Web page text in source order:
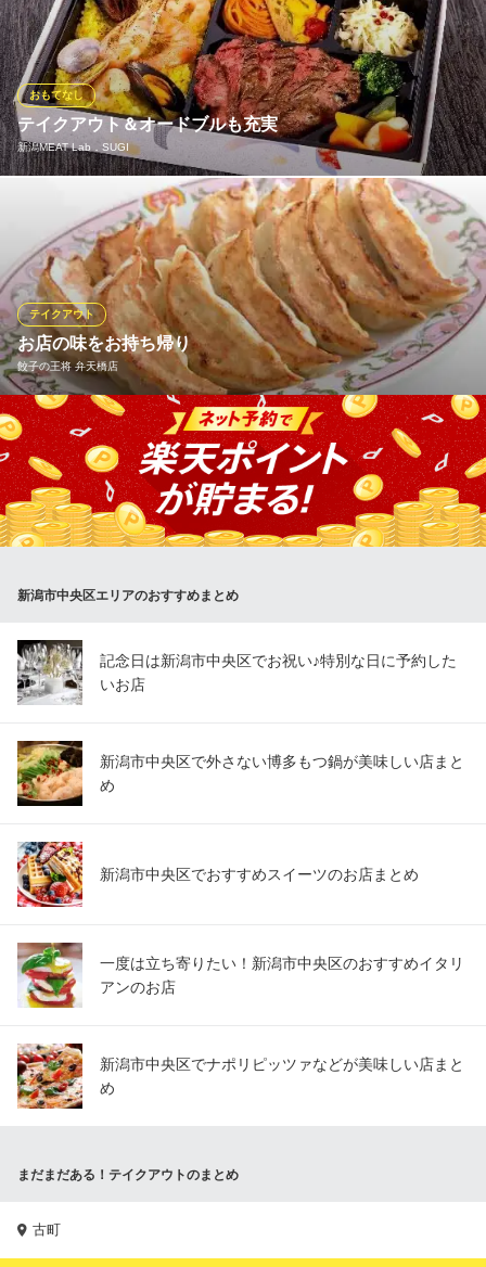
き「できたて」をその場でお持ち帰りいただけます。 朝食・ラン
チタイム・夕飯や夜食など、いろいろなシーンに合わせてぜひご
利用ください！
松屋 新潟駅前店
牛めし・カレー・定食
ＪＲ新潟駅万代口 徒歩3分
新潟県新潟市中央区東大通1-6-1
テイクアウト＆オードブルも充実
新潟MEAT Lab．SUGI
おもてなし
若姫牛サーロインステーキ、魚介の旨みが詰まったパエリアをは
じめとした、お肉料理に特化したお弁当を提供いたします。業者
様向けのお弁当の他、ロケ弁、ご自宅で楽しむオードブルまで幅
広くご対応致します。お気軽にお問い合わせください。
新潟MEAT Lab．SUGI
ダイニングバー・バル
ＪＲ新潟駅 徒歩7分
新潟県新潟市中央区東大通2-8-4
お店の味をお持ち帰り
餃子の王将 弁天橋店
テイクアウト
餃子の王将メニューがお持ち帰り出来ます。 ※店舗によりメニュ
ーが異なりますので、詳しくは店舗へお問い合わせ下さい。
餃子の王将 弁天橋店
中華レストラン
ＪＲ新潟駅南口 徒歩20分
新潟市中央区エリアのおすすめまとめ
記念日は新潟市中央区でお祝い♪特別な日に予約した
いお店
新潟市中央区で外さない博多もつ鍋が美味しい店まと
め
新潟市中央区でおすすめスイーツのお店まとめ
一度は立ち寄りたい！新潟市中央区のおすすめイタリ
アンのお店
新潟市中央区でナポリピッツァなどが美味しい店まと
め
まだまだある！テイクアウトのまとめ
古町